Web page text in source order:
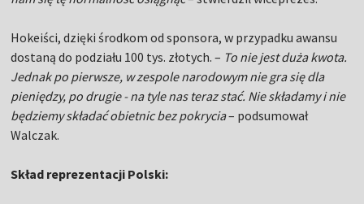
Hokeiści, dzięki środkom od sponsora, w przypadku awansu
dostaną do podziału 100 tys. złotych. – To nie jest duża kwota.
Jednak po pierwsze, w zespole narodowym nie gra się dla
pieniędzy, po drugie - na tyle nas teraz stać. Nie składamy i nie
będziemy składać obietnic bez pokrycia– podsumował
Walczak.
Skład reprezentacji Polski: